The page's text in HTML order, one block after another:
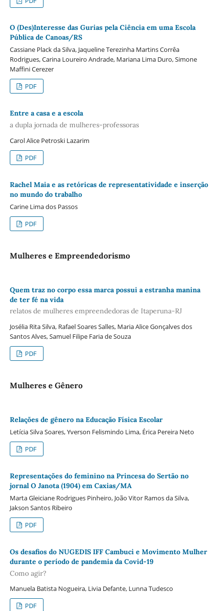
O (Des)Interesse das Gurias pela Ciência em uma Escola
Pública de Canoas/RS
Cassiane Plack da Silva, Jaqueline Terezinha Martins Corrêa
Rodrigues, Carina Loureiro Andrade, Mariana Lima Duro, Simone
Maffini Cerezer
PDF
Entre a casa e a escola
a dupla jornada de mulheres-professoras
Carol Alice Petroski Lazarim
PDF
Rachel Maia e as retóricas de representatividade e inserção
no mundo do trabalho
Carine Lima dos Passos
PDF
Mulheres e Empreendedorismo
Quem traz no corpo essa marca possui a estranha manina
de ter fé na vida
relatos de mulheres empreendedoras de Itaperuna-RJ
Josélia Rita Silva, Rafael Soares Salles, Maria Alice Gonçalves dos
Santos Alves, Samuel Filipe Faria de Souza
PDF
Mulheres e Gênero
Relações de gênero na Educação Física Escolar
Letícia Silva Soares, Yverson Felismindo Lima, Érica Pereira Neto
PDF
Representações do feminino na Princesa do Sertão no
jornal O Janota (1904) em Caxias/MA
Marta Gleiciane Rodrigues Pinheiro, João Vitor Ramos da Silva,
Jakson Santos Ribeiro
PDF
Os desafios do NUGEDIS IFF Cambuci e Movimento Mulher
durante o período de pandemia da Covid-19
Como agir?
Manuela Batista Nogueira, Livia Defante, Lunna Tudesco
PDF